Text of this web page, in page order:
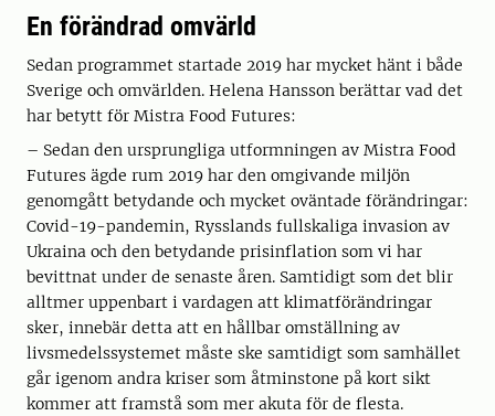
En förändrad omvärld
Sedan programmet startade 2019 har mycket hänt i både
Sverige och omvärlden. Helena Hansson berättar vad det
har betytt för Mistra Food Futures:
– Sedan den ursprungliga utformningen av Mistra Food
Futures ägde rum 2019 har den omgivande miljön
genomgått betydande och mycket oväntade förändringar:
Covid-19-pandemin, Rysslands fullskaliga invasion av
Ukraina och den betydande prisinflation som vi har
bevittnat under de senaste åren. Samtidigt som det blir
alltmer uppenbart i vardagen att klimatförändringar
sker, innebär detta att en hållbar omställning av
livsmedelssystemet måste ske samtidigt som samhället
går igenom andra kriser som åtminstone på kort sikt
kommer att framstå som mer akuta för de flesta.